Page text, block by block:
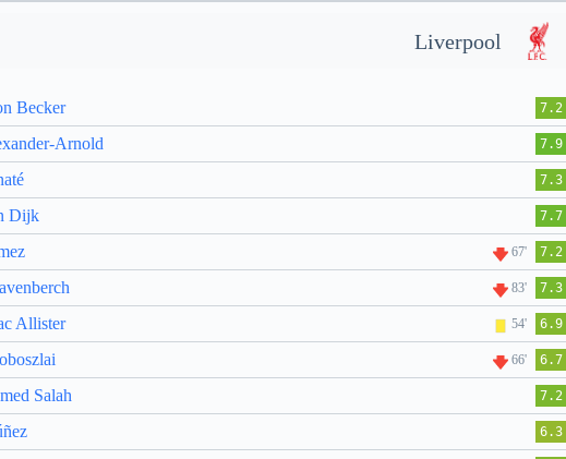
Liverpool
Becker 7.2
Arnold 7.9
7.3
Dijk 7.7
67' 7.2
83' 7.3
Allister 54' 6.9
66' 6.7
Salah 7.2
6.3